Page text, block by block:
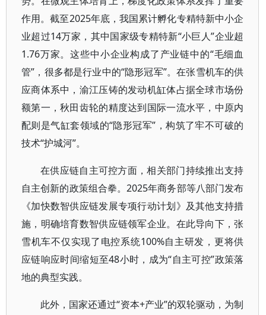
作用。截至2025年底，我国累计孵化专精特新中小企
业超过14万家，其中国家级专精特新“小巨人”企业超
1.76万家。这些中小企业构成了产业链中的“毛细血
管”，很多都是行业中的“隐形冠军”。在张雪机车的供
应商体系中，渝江压铸的发动机缸体占据全球市场份
额第一，秋田齿轮的精度达到国际一流水平，中原内
配则是气缸套领域的“隐形冠军”，构筑了牢不可破的
技术“护城河”。
在供应链自主可控方面，相关部门持续推出支持
自主创新的政策组合拳。2025年商务部等八部门发布
《加快数智供应链发展专项行动计划》及其他支持措
施，明确培育数智供应链领军企业。在此导向下，张
雪机车不仅实现了电控系统100%自主研发，更将供
应链响应时间缩短至48小时，成为“自主可控”政策落
地的典型实践。
此外，国家还通过“资本+产业”的双轮驱动，为制